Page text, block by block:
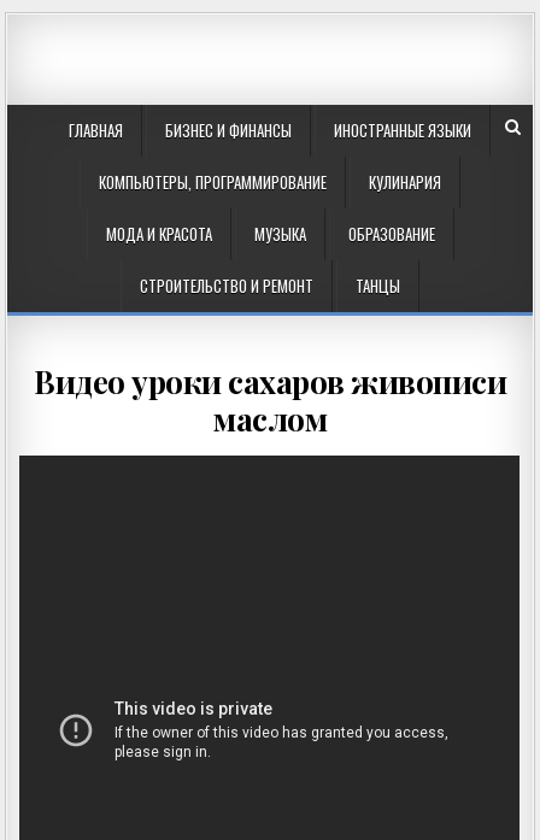
ГЛАВНАЯ БИЗНЕС И ФИНАНСЫ ИНОСТРАННЫЕ ЯЗЫКИ
КОМПЬЮТЕРЫ, ПРОГРАММИРОВАНИЕ КУЛИНАРИЯ
МОДА И КРАСОТА МУЗЫКА ОБРАЗОВАНИЕ
СТРОИТЕЛЬСТВО И РЕМОНТ ТАНЦЫ
Видео уроки сахаров живописи
маслом